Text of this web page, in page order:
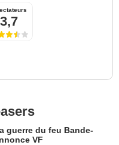
3,7
guerre du feu Bande-
VF